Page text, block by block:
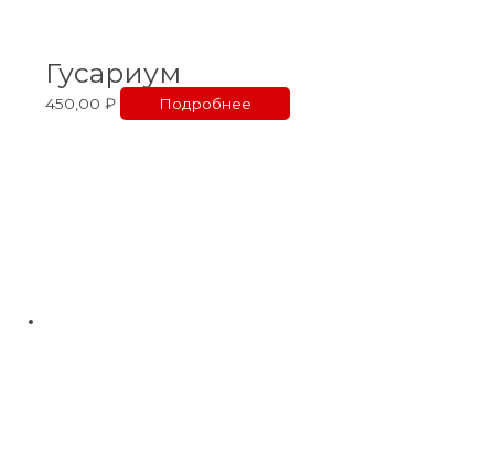
Гусариум
450,00₽ Подробнее